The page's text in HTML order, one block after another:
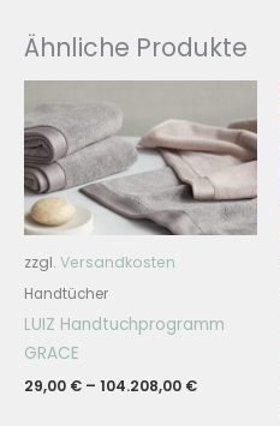
Ähnliche Produkte
zzgl. Versandkosten
Handtücher
LUIZ Handtuchprogramm
GRACE
29,00 € – 104.208,00 €